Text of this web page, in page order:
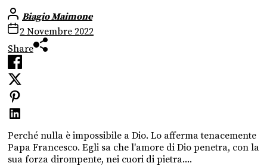
Biagio Maimone
2 Novembre 2022
Share
Perché nulla è impossibile a Dio. Lo afferma tenacemente
Papa Francesco. Egli sa che l'amore di Dio penetra, con la
sua forza dirompente, nei cuori di pietra....